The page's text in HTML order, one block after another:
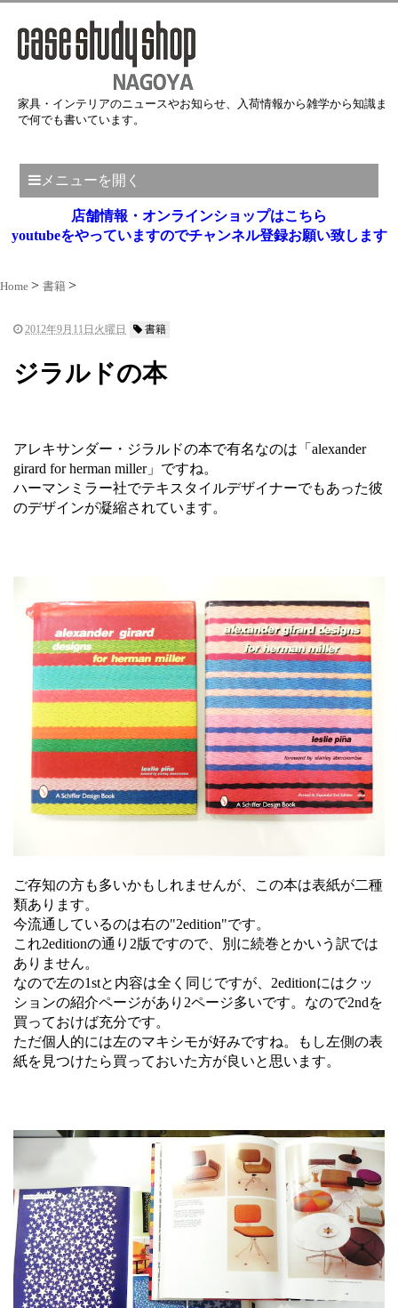
家具・インテリアのニュースやお知らせ、入荷情報から雑学から知識ま
で何でも書いています。
メニューを開く
店舗情報・オンラインショップはこちら
youtubeをやっていますのでチャンネル登録お願い致します
Home 書籍
2012年9月11日火曜日 書籍
ジラルドの本
アレキサンダー・ジラルドの本で有名なのは「alexander
girard for herman miller」ですね。
ハーマンミラー社でテキスタイルデザイナーでもあった彼
のデザインが凝縮されています。
ご存知の方も多いかもしれませんが、この本は表紙が二種
類あります。
今流通しているのは右の"2edition"です。
これ2editionの通り2版ですので、別に続巻とかいう訳では
ありません。
なので左の1stと内容は全く同じですが、2editionにはクッ
ションの紹介ページがあり2ページ多いです。なので2ndを
買っておけば充分です。
ただ個人的には左のマキシモが好みですね。もし左側の表
紙を見つけたら買っておいた方が良いと思います。